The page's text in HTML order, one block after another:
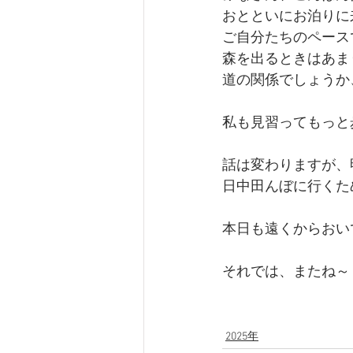
おとといにお泊り
ご自分たちのペー
森を出るときはあ
道の関係でしょう
私も見習ってもっ
話は変わりますが
日中田んぼに行く
本日も遠くからお
それでは、またね
2025年